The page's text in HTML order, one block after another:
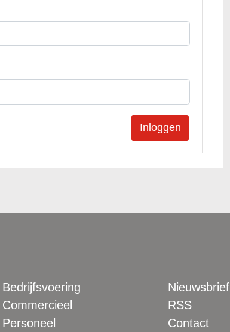
Bedrijfsvoering
Commercieel
Personeel
Nieuwsbrief
RSS
Contact